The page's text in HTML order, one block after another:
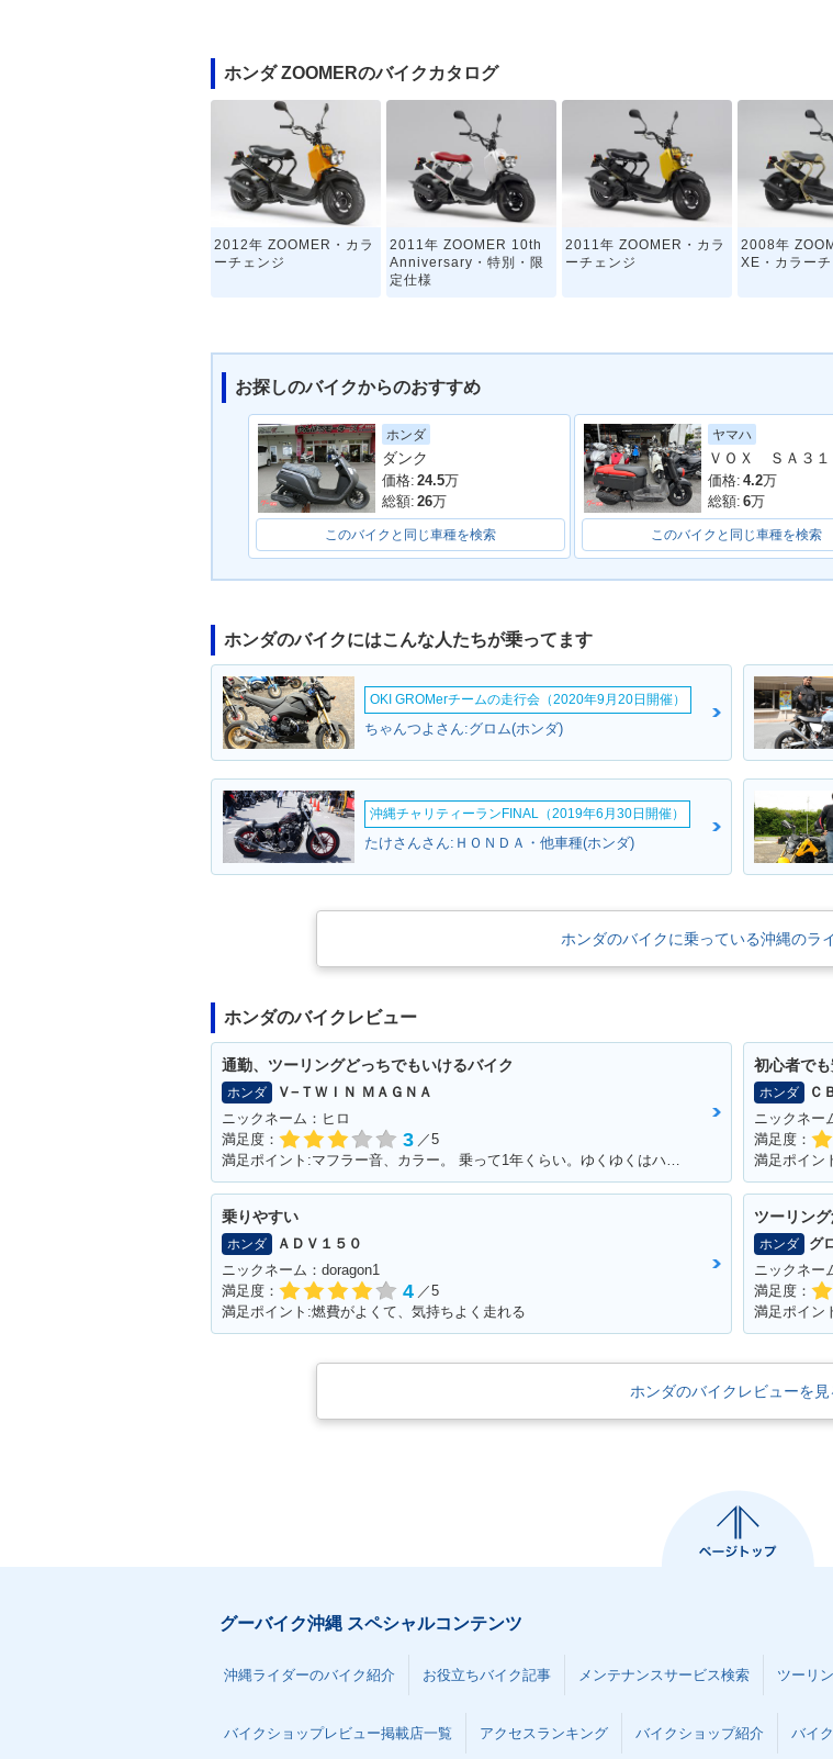
ホンダ ZOOMERのバイクカタログ
2012年 ZOOMER・カラ
ーチェンジ
2011年 ZOOMER 10th
Anniversary・特別・限
定仕様
2011年 ZOOMER・カラ
ーチェンジ
2008年
XE・カラー
2007年 ZOOMER DELU
XE・マイナーチェンジ
2007年 ZOOMER・マイ
ナーチェンジ
2006年 ZOOMER Speci
al Edition・特別・限定
仕様
2006年
XE・追加
2003年 ZOOMER・マイ
ナーチェンジ
ーチェンジ
2002年
al・特別・限
お探しのバイクからのおすすめ
ホンダ
ダンク
価格: 24.5万
総額: 26万
このバイクと同じ車種を検索
ヤマハ
ＶＯＸ ＳＡ３
価格: 4.2万
総額: 6万
このバイクと同じ車種を検索
ホンダのバイクにはこんな人たちが乗ってます
OKI GROMerチームの走行会（2020年9月20日開催）
ちゃんつよさん:グロム(ホンダ)
沖縄チャリティーランFINAL（2019年6月30日開催）
たけさんさん:ＨＯＮＤＡ・他車種(ホンダ)
ホンダのバイクに乗っている沖縄のラ
ホンダのバイクレビュー
通勤、ツーリングどっちでもいけるバイク
ホンダ
Ｖ−ＴＷＩＮ ＭＡＧＮＡ
ニックネーム：ヒロ
満足度：
3 ／5
満足ポイント:マフラー音、カラー。 乗って1年くらい。ゆくゆくはハーレーに！通勤で使ってる。 ショック、ハンドル周りをカスタムしていきたい。
初心者で
ホンダ
Ｃ
ニックネー
満足度：
満足ポイン
乗りやすい
ホンダ
ＡＤＶ１５０
ニックネーム：doragon1
満足度：
4 ／5
満足ポイント:燃費がよくて、気持ちよく走れる
ツーリン
ホンダ
グ
ニックネー
満足度：
満足ポイン
ホンダのバイクレビューを見
グーバイク沖縄 スペシャルコンテンツ
沖縄ライダーのバイク紹介 お役立ちバイク記事 メンテナンスサービス検索 ツーリ
バイクショップレビュー掲載店一覧 アクセスランキング バイクショップ紹介 バイ